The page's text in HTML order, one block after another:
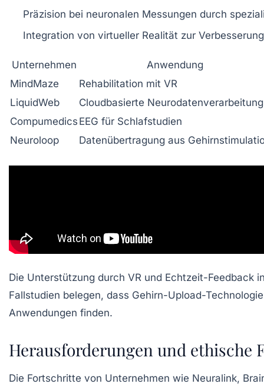
Präzision bei neuronalen Messungen durch
Integration von virtueller Realität zur
Unternehmen
Anwendung
MindMaze
Rehabilitation mit VR
LiquidWeb
Cloudbasierte Neurodatenverarbeitung
Compumedics EEG für Schlafstudien
Neuroloop
Datenübertragung aus
Die Unterstützung durch VR und Echtzeit-Feedback
Fallstudien belegen, dass Gehirn-Upload-
Anwendungen finden.
Herausforderungen und ethische
Die Fortschritte von Unternehmen wie Neuralink,